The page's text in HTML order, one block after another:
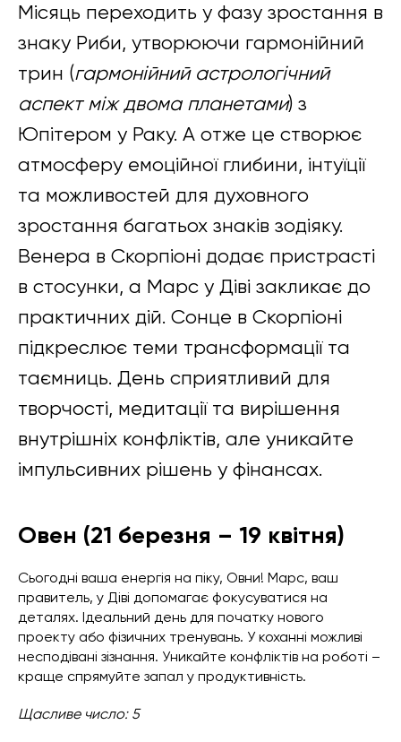
Місяць переходить у фазу зростання в
знаку Риби, утворюючи гармонійний
трин (гармонійний астрологічний
аспект між двома планетами) з
Юпітером у Раку. А отже це створює
атмосферу емоційної глибини, інтуїції
та можливостей для духовного
зростання багатьох знаків зодіяку.
Венера в Скорпіоні додає пристрасті
в стосунки, а Марс у Діві закликає до
практичних дій. Сонце в Скорпіоні
підкреслює теми трансформації та
таємниць. День сприятливий для
творчості, медитації та вирішення
внутрішніх конфліктів, але уникайте
імпульсивних рішень у фінансах.
Овен (21 березня – 19 квітня)
Сьогодні ваша енергія на піку, Овни! Марс, ваш
правитель, у Діві допомагає фокусуватися на
деталях. Ідеальний день для початку нового
проекту або фізичних тренувань. У коханні можливі
несподівані зізнання. Уникайте конфліктів на роботі –
краще спрямуйте запал у продуктивність.
Щасливе число: 5